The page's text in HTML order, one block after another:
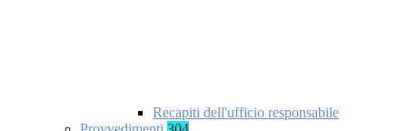
Recapiti dell'ufficio responsabile